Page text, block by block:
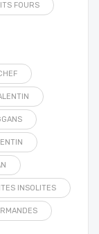
FOURS
INSOLITES